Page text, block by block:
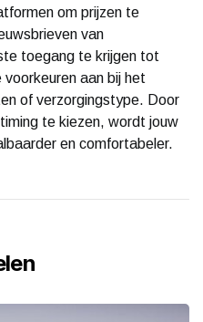
om prijzen te
van
toegang te krijgen tot
aan bij het
of verzorgingstype. Door
te kiezen, wordt jouw
en comfortabeler.